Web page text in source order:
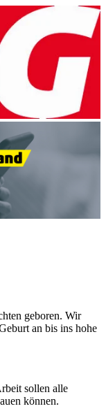
geboren. Wir
an bis ins hohe
sollen alle
können.